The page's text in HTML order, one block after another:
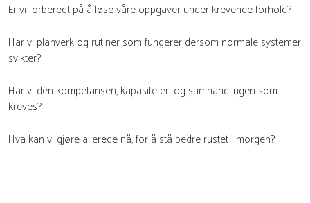
Er vi forberedt på å løse våre oppgaver under krevende forhold?
Har vi planverk og rutiner som fungerer dersom normale systemer
svikter?
Har vi den kompetansen, kapasiteten og samhandlingen som
kreves?
Hva kan vi gjøre allerede nå, for å stå bedre rustet i morgen?